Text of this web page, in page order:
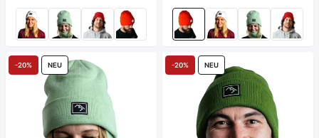
-20% NEU -20% NEU